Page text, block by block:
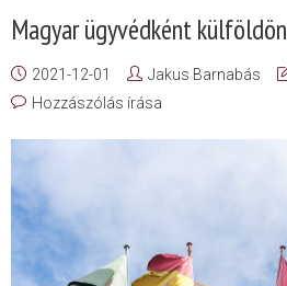
Magyar ügyvédként külföldön
2021-12-01 Jakus Barnabás
Hozzászólás írása